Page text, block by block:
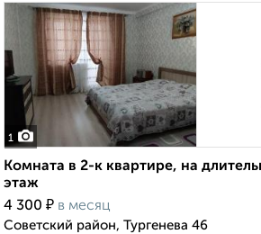
1
Комната в 2-к квартире, на
этаж
4 300 ₽ в месяц
Советский район, Тургенева 46